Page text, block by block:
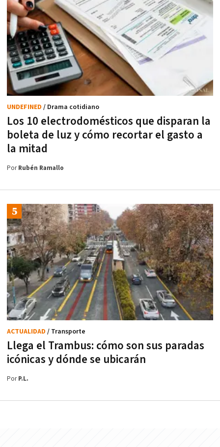
Los 10 electrodomésticos que disparan la
boleta de luz y cómo recortar el gasto a
la mitad
UNDEFINED / Drama cotidiano
PorRubén Ramallo
Llega el Trambus: cómo son sus paradas
icónicas y dónde se ubicarán
ACTUALIDAD / Transporte
PorP.L.